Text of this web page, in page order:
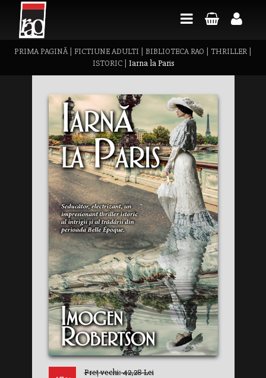
PRIMA PAGINĂ| FICTIUNE ADULTI BIBLIOTECA RAO THRILLER
ISTORIC| Iarna la Paris
Preț vechi: 42,28 Lei